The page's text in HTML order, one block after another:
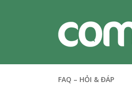
FAQ – HỎI & ĐÁP